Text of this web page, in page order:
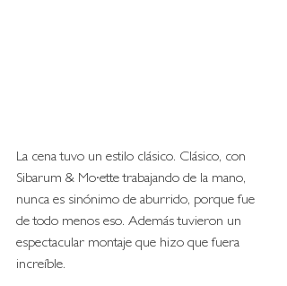
La cena tuvo un estilo clásico. Clásico, con
Sibarum & Mo·ette trabajando de la mano,
nunca es sinónimo de aburrido, porque fue
de todo menos eso. Además tuvieron un
espectacular montaje que hizo que fuera
increíble.